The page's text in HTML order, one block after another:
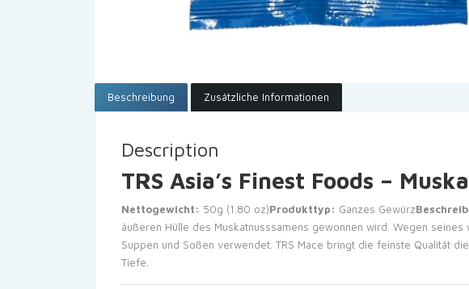
Beschreibung Zusätzliche Informationen
Description
TRS Asia’s Finest Foods –
Nettogewicht: 50g (1.80 oz)Produkttyp: Ganzes Gewürz
äußeren Hülle des Muskatnusssamens gewonnen wird. Wegen
Suppen und Soßen verwendet. TRS Mace bringt die feinste Qualität
Tiefe.